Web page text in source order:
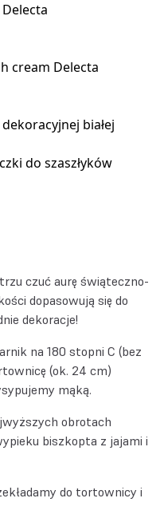
cream Delecta
białej
do szaszłyków
czuć aurę świąteczno-
dopasowują się do
dekoracje!
na 180 stopni C (bez
(ok. 24 cm)
mąką.
obrotach
biszkopta z jajami i
do tortownicy i